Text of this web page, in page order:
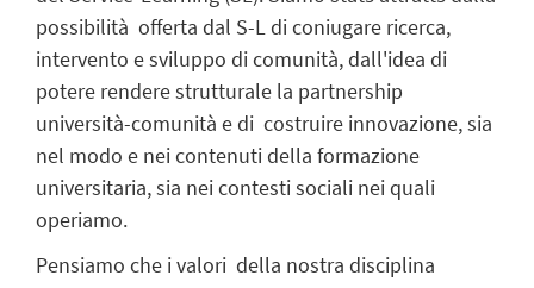
possibilità offerta dal S-L di coniugare ricerca,
intervento e sviluppo di comunità, dall'idea di
potere rendere strutturale la partnership
università-comunità e di costruire innovazione, sia
nel modo e nei contenuti della formazione
universitaria, sia nei contesti sociali nei quali
operiamo.
Pensiamo che i valori della nostra disciplina